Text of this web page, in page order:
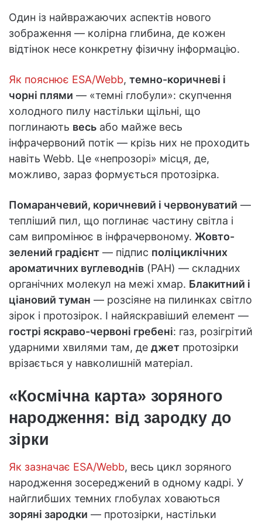
Один із найвражаючих аспектів нового
зображення — колірна глибина, де кожен
відтінок несе конкретну фізичну інформацію.
Як пояснює ESA/Webb, темно-коричневі і
чорні плями — «темні глобули»: скупчення
холодного пилу настільки щільні, що
поглинають весь або майже весь
інфрачервоний потік — крізь них не проходить
навіть Webb. Це «непрозорі» місця, де,
можливо, зараз формується протозірка.
Помаранчевий, коричневий і червонуватий —
тепліший пил, що поглинає частину світла і
сам випромінює в інфрачервоному. Жовто-
зелений градієнт — підпис поліциклічних
ароматичних вуглеводнів (PAH) — складних
органічних молекул на межі хмар. Блакитний і
ціановий туман — розсіяне на пилинках світло
зірок і протозірок. І найяскравіший елемент —
гострі яскраво-червоні гребені: газ, розігрітий
ударними хвилями там, де джет протозірки
врізається у навколишній матеріал.
«Космічна карта» зоряного
народження: від зародку до
зірки
Як зазначає ESA/Webb, весь цикл зоряного
народження зосереджений в одному кадрі. У
найглибших темних глобулах ховаються
зоряні зародки — протозірки, настільки